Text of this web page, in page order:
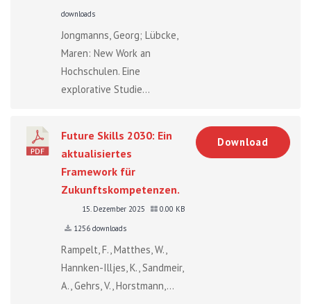
downloads
Jongmanns, Georg; Lübcke,
Maren: New Work an
Hochschulen. Eine
explorative Studie...
Future Skills 2030: Ein
aktualisiertes
Framework für
Zukunftskompetenzen.
15. Dezember 2025
0.00 KB
1256 downloads
Rampelt, F., Matthes, W.,
Hannken-Illjes, K., Sandmeir,
A., Gehrs, V., Horstmann,...
Download